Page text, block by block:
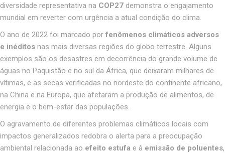
diversidade representativa na COP27 demonstra o engajamento
mundial em reverter com urgência a atual condição do clima.
O ano de 2022 foi marcado por fenômenos climáticos adversos
e inéditos nas mais diversas regiões do globo terrestre. Alguns
exemplos são os desastres em decorrência do grande volume de
águas no Paquistão e no sul da África, que deixaram milhares de
vítimas, e as secas verificadas no nordeste do continente africano,
na China e na Europa, que afetaram a produção de alimentos, de
energia e o bem-estar das populações.
O agravamento de diferentes problemas climáticos locais com
impactos generalizados redobra o alerta para a preocupação
ambiental relacionada ao efeito estufa e à emissão de poluentes,